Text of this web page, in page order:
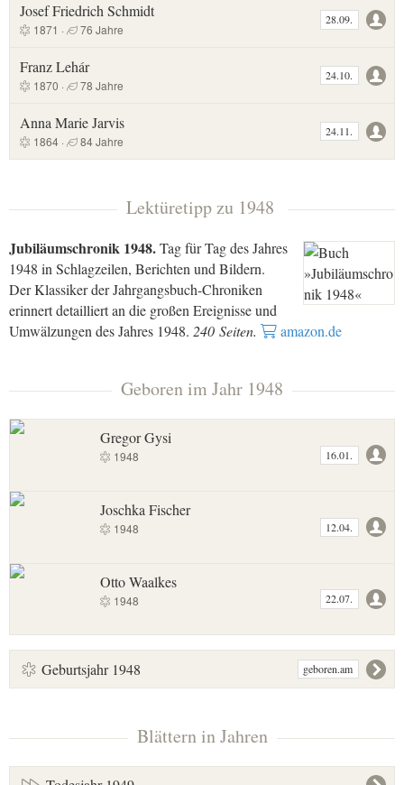
Josef Friedrich Schmidt
1871 · 76 Jahre
28.09.
Franz Lehár
1870 · 78 Jahre
24.10.
Anna Marie Jarvis
1864 · 84 Jahre
24.11.
Lektüretipp zu 1948
Jubiläumschronik 1948.Tag für Tag des Jahres
1948 in Schlagzeilen, Berichten und Bildern.
Der Klassiker der Jahrgangsbuch-Chroniken
erinnert detailliert an die großen Ereignisse und
Umwälzungen des Jahres 1948. 240 Seiten. amazon.de
Geboren im Jahr 1948
Gregor Gysi
1948 16.01.
Joschka Fischer
1948 12.04.
Otto Waalkes
1948 22.07.
Geburtsjahr 1948 geboren.am
Blättern in Jahren